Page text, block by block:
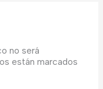
no será
están marcados